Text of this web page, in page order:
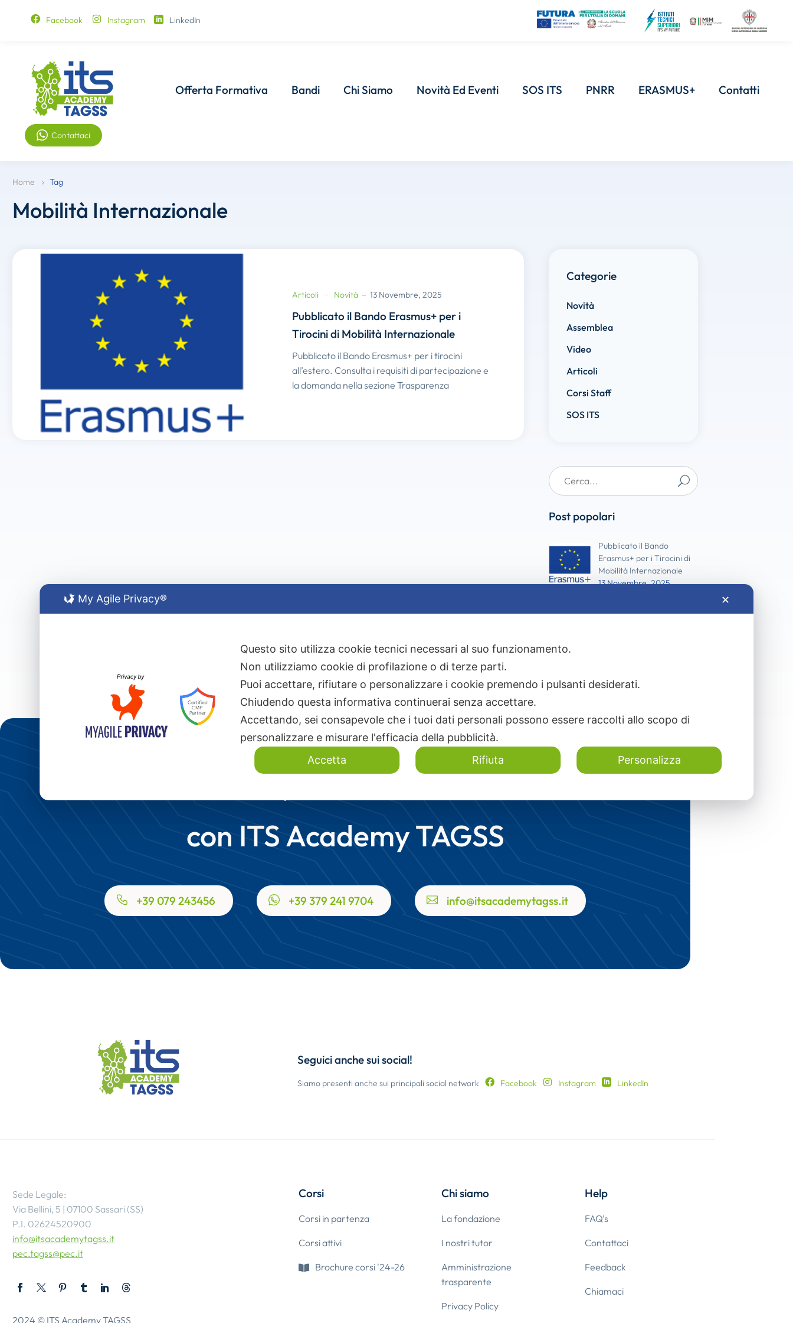
Facebook Instagram LinkedIn
Offerta Formativa Bandi Chi Siamo Novità Ed Eventi SOS ITS PNRR ERASMUS+ Contatti
Contattaci
Home Tag
Mobilità Internazionale
Articoli Novità 13 Novembre, 2025
Pubblicato il Bando Erasmus+ per i
Tirocini di Mobilità Internazionale
Pubblicato il Bando Erasmus+ per i tirocini
all’estero. Consulta i requisiti di partecipazione e
la domanda nella sezione Trasparenza
Categorie
Novità
Assemblea
Video
Articoli
Corsi Staff
SOS ITS
Post popolari
Pubblicato il Bando
Erasmus+ per i Tirocini di
Mobilità Internazionale
13 Novembre, 2025
Pubblicato il Bando Erasmus+ per i
Scegli il tuo futuro
con ITS Academy TAGSS
+39 079 243456 +39 379 241 9704 info@itsacademytagss.it
Seguici anche sui social!
Siamo presenti anche sui principali social network Facebook Instagram LinkedIn
Sede Legale:
Via Bellini, 5 | 07100 Sassari (SS)
P.I. 02624520900
info@itsacademytagss.it
pec.tagss@pec.it
2024 © ITS Academy TAGSS
Corsi
Corsi in partenza
Corsi attivi
Brochure corsi '24-26
Chi siamo
La fondazione
I nostri tutor
Amministrazione
trasparente
Privacy Policy
Help
FAQ’s
Contattaci
Feedback
Chiamaci
My Agile Privacy® ✕
Questo sito utilizza cookie tecnici necessari al suo funzionamento.
Non utilizziamo cookie di profilazione o di terze parti.
Puoi accettare, rifiutare o personalizzare i cookie premendo i pulsanti desiderati.
Chiudendo questa informativa continuerai senza accettare.
Accettando, sei consapevole che i tuoi dati personali possono essere raccolti allo scopo di
personalizzare e misurare l'efficacia della pubblicità.
Accetta
Rifiuta Personalizza